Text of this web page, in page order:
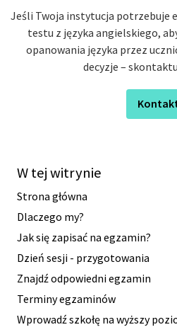
Jeśli Twoja instytucja potrzebuje
testu z języka angielskiego,
opanowania języka przez
decyzje –
W tej witrynie
Strona główna
Dlaczego my?
Jak się zapisać na egzamin?
Dzień sesji - przygotowania
Znajdź odpowiedni egzamin
Terminy egzaminów
Wprowadź szkołę na wyższy